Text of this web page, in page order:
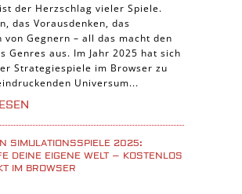
der Herzschlag vieler Spiele.
das Vorausdenken, das
von Gegnern – all das macht den
Genres aus. Im Jahr 2025 hat sich
Strategiespiele im Browser zu
Universum...
SIMULATIONSSPIELE 2025:
DEINE EIGENE WELT – KOSTENLOS
IM BROWSER